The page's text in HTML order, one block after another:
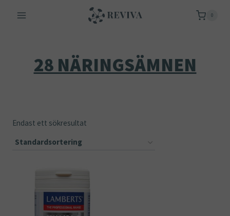
0
28 NÄRINGSÄMNEN
Endast ett sökresultat